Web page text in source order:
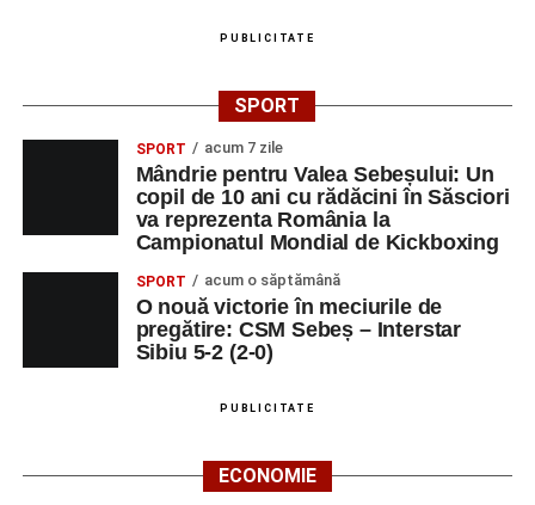
PUBLICITATE
SPORT
SPORT acum 7 zile
Mândrie pentru Valea Sebeșului: Un
copil de 10 ani cu rădăcini în Săsciori
va reprezenta România la
Campionatul Mondial de Kickboxing
SPORT acum o săptămână
O nouă victorie în meciurile de
pregătire: CSM Sebeș – Interstar
Sibiu 5-2 (2-0)
PUBLICITATE
ECONOMIE